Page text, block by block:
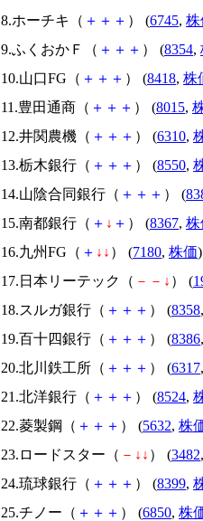
8.ホーチキ（ ＋ ＋ ＋ ） (6745, 株
9.ふくおかＦ（ ＋ ＋ ＋ ） (8354,
10.山口FG（ ＋ ＋ ＋ ） (8418, 株
11.豊田通商（ ＋ ＋ ＋ ） (8015,
12.井関農機（ ＋ ＋ ＋ ） (6310,
13.栃木銀行（ ＋ ＋ ＋ ） (8550,
14.山陰合同銀行（ ＋ ＋ ＋ ） (
15.南都銀行（ ＋ ↓ ＋ ） (8367, 株
16.九州FG（ ＋ ↓ ↓ ） (7180, 株価
17.日本リーテック（ － － ↓ ） (
18.スルガ銀行（ ＋ ＋ ＋ ） (8358,
19.百十四銀行（ ＋ ＋ ＋ ） (8386,
20.北川鉄工所（ ＋ ＋ ＋ ） (6317,
21.北洋銀行（ ＋ ＋ ＋ ） (8524,
22.菱製鋼（ ＋ ＋ ＋ ） (5632, 株
23.ロードスター（ － ↓ ↓ ） (3482,
24.琉球銀行（ ＋ ＋ ＋ ） (8399,
25.チノー（ ＋ ＋ ＋ ） (6850, 株